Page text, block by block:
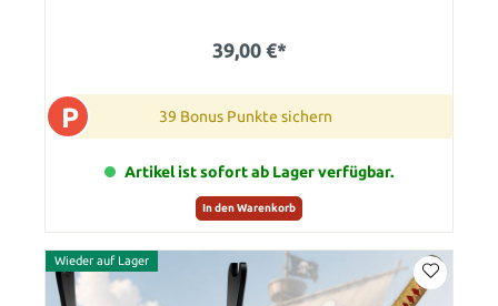
39,00 €*
P 39 Bonus Punkte sichern
Artikel ist sofort ab Lager verfügbar.
In den Warenkorb
Wieder auf Lager